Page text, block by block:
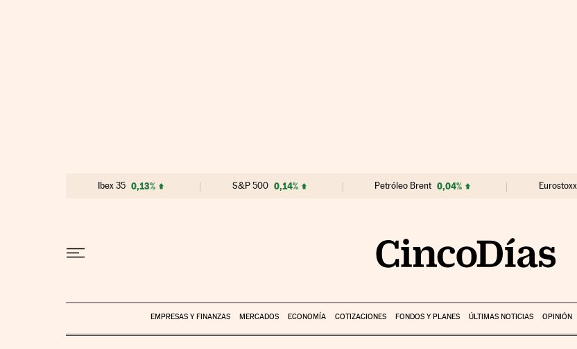
Ibex 35 0,13% S&P 500 0,14% Petróleo Brent 0,04%
EMPRESAS Y FINANZAS MERCADOS ECONOMÍA COTIZACIONES FONDOS Y PLANES ÚLTIMAS NOTICIAS OPINIÓN